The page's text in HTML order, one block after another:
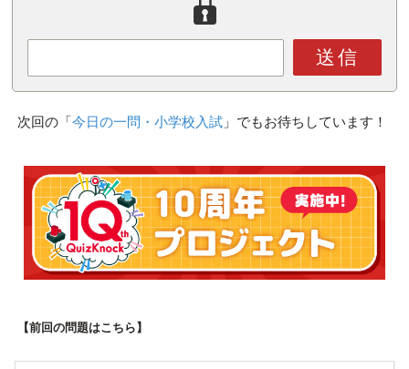
送信
次回の「今日の一問・小学校入試」でもお待ちしています！
【前回の問題はこちら】